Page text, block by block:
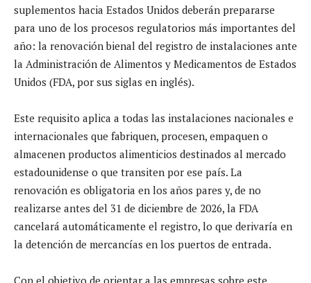
suplementos hacia Estados Unidos deberán prepararse
para uno de los procesos regulatorios más importantes del
año: la renovación bienal del registro de instalaciones ante
la Administración de Alimentos y Medicamentos de Estados
Unidos (FDA, por sus siglas en inglés).
Este requisito aplica a todas las instalaciones nacionales e
internacionales que fabriquen, procesen, empaquen o
almacenen productos alimenticios destinados al mercado
estadounidense o que transiten por ese país. La
renovación es obligatoria en los años pares y, de no
realizarse antes del 31 de diciembre de 2026, la FDA
cancelará automáticamente el registro, lo que derivaría en
la detención de mercancías en los puertos de entrada.
Con el objetivo de orientar a las empresas sobre este